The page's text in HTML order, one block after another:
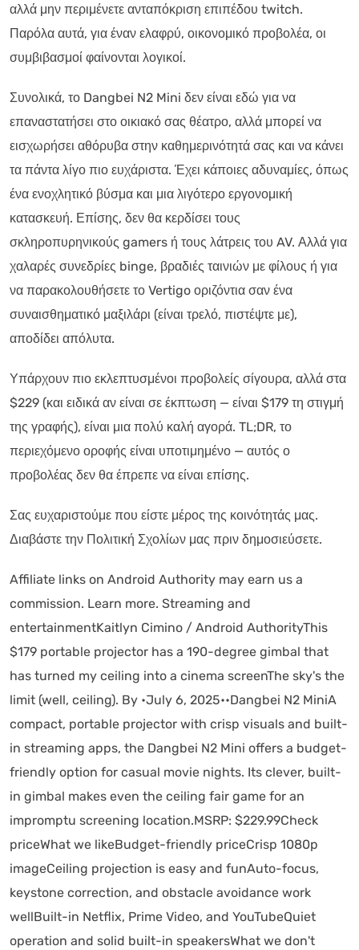
αλλά μην περιμένετε ανταπόκριση επιπέδου twitch.
Παρόλα αυτά, για έναν ελαφρύ, οικονομικό προβολέα, οι
συμβιβασμοί φαίνονται λογικοί.
Συνολικά, το Dangbei N2 Mini δεν είναι εδώ για να
επαναστατήσει στο οικιακό σας θέατρο, αλλά μπορεί να
εισχωρήσει αθόρυβα στην καθημερινότητά σας και να κάνει
τα πάντα λίγο πιο ευχάριστα. Έχει κάποιες αδυναμίες, όπως
ένα ενοχλητικό βύσμα και μια λιγότερο εργονομική
κατασκευή. Επίσης, δεν θα κερδίσει τους
σκληροπυρηνικούς gamers ή τους λάτρεις του AV. Αλλά για
χαλαρές συνεδρίες binge, βραδιές ταινιών με φίλους ή για
να παρακολουθήσετε το Vertigo οριζόντια σαν ένα
συναισθηματικό μαξιλάρι (είναι τρελό, πιστέψτε με),
αποδίδει απόλυτα.
Υπάρχουν πιο εκλεπτυσμένοι προβολείς σίγουρα, αλλά στα
$229 (και ειδικά αν είναι σε έκπτωση — είναι $179 τη στιγμή
της γραφής), είναι μια πολύ καλή αγορά. TL;DR, το
περιεχόμενο οροφής είναι υποτιμημένο — αυτός ο
προβολέας δεν θα έπρεπε να είναι επίσης.
Σας ευχαριστούμε που είστε μέρος της κοινότητάς μας.
Διαβάστε την Πολιτική Σχολίων μας πριν δημοσιεύσετε.
Affiliate links on Android Authority may earn us a
commission. Learn more. Streaming and
entertainmentKaitlyn Cimino / Android AuthorityThis
$179 portable projector has a 190-degree gimbal that
has turned my ceiling into a cinema screenThe sky's the
limit (well, ceiling). By •July 6, 2025••Dangbei N2 MiniA
compact, portable projector with crisp visuals and built-
in streaming apps, the Dangbei N2 Mini offers a budget-
friendly option for casual movie nights. Its clever, built-
in gimbal makes even the ceiling fair game for an
impromptu screening location.MSRP: $229.99Check
priceWhat we likeBudget-friendly priceCrisp 1080p
imageCeiling projection is easy and funAuto-focus,
keystone correction, and obstacle avoidance work
wellBuilt-in Netflix, Prime Video, and YouTubeQuiet
operation and solid built-in speakersWhat we don't